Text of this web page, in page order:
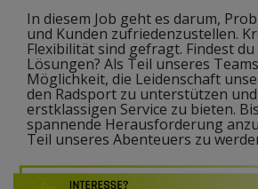
In diesem Job geht es darum,
und Kunden zufriedenzustellen.
Flexibilität sind gefragt. Findest
Lösungen? Als Teil unseres
Möglichkeit, die Leidenschaft
den Radsport zu unterstützen
erstklassigen Service zu bieten.
spannende Herausforderung
Teil unseres Abenteuers zu